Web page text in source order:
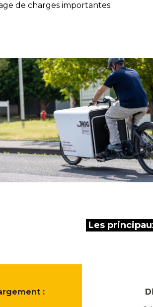
de charges importantes.
Les
: